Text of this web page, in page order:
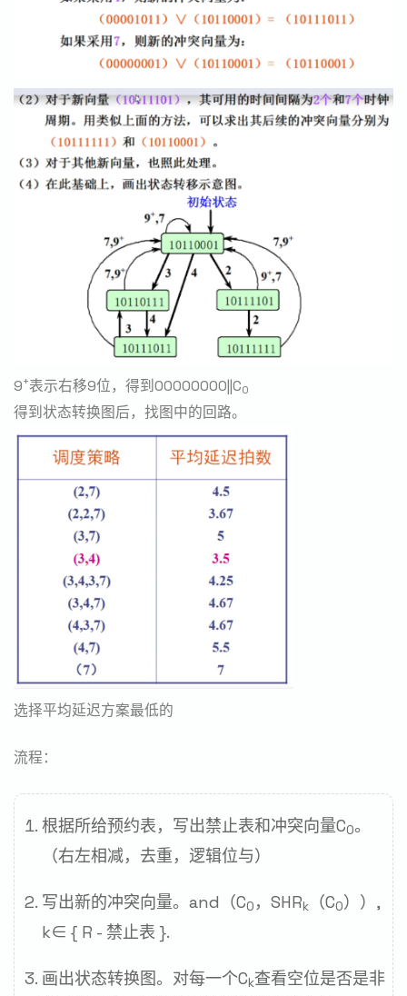
9+表示右移9位，得到00000000||C0
得到状态转换图后，找图中的回路。
选择平均延迟方案最低的
流程：
根据所给预约表，写出禁止表和冲突向量C0。
（右左相减，去重，逻辑位与）
写出新的冲突向量。and（C0 ，SHRk （C0））,
k∈ { R - 禁止表 }.
画出状态转换图。对每一个Ck查看空位是否是非